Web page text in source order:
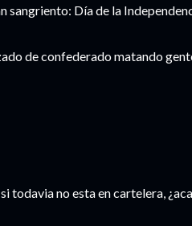
sangriento: Día de la
de confederado matando
todavia no esta en cartelera,